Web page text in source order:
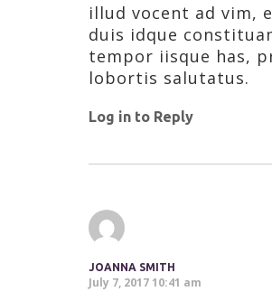
illud vocent ad vim,
duis idque
tempor iisque has,
lobortis salutatus.
Log in to Reply
JOANNA SMITH
July 7, 2017 10:41 am